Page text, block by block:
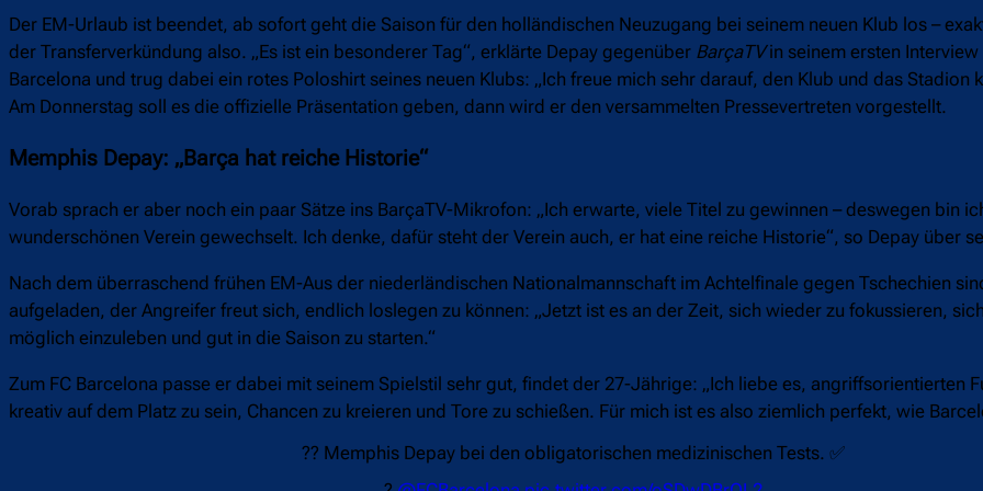
Der EM-Urlaub ist beendet, ab sofort geht die Saison für den holländischen Neuzugang bei seinem neuen Klub los –
der Transferverkündung also. „Es ist ein besonderer Tag“, erklärte Depay gegenüber BarçaTVin seinem ersten Interview
Barcelona und trug dabei ein rotes Poloshirt seines neuen Klubs: „Ich freue mich sehr darauf, den Klub und das Stadion
Am Donnerstag soll es die offizielle Präsentation geben, dann wird er den versammelten Pressevertreten vorgestellt.
Memphis Depay: „Barça hat reiche Historie“
Vorab sprach er aber noch ein paar Sätze ins BarçaTV-Mikrofon: „Ich erwarte, viele Titel zu gewinnen – deswegen bin
wunderschönen Verein gewechselt. Ich denke, dafür steht der Verein auch, er hat eine reiche Historie“, so Depay über
Nach dem überraschend frühen EM-Aus der niederländischen Nationalmannschaft im Achtelfinale gegen Tschechien
aufgeladen, der Angreifer freut sich, endlich loslegen zu können: „Jetzt ist es an der Zeit, sich wieder zu fokussieren,
möglich einzuleben und gut in die Saison zu starten.“
Zum FC Barcelona passe er dabei mit seinem Spielstil sehr gut, findet der 27-Jährige: „Ich liebe es, angriffsorientierten
kreativ auf dem Platz zu sein, Chancen zu kreieren und Tore zu schießen. Für mich ist es also ziemlich perfekt, wie
?? Memphis Depay bei den obligatorischen medizinischen Tests. ✅